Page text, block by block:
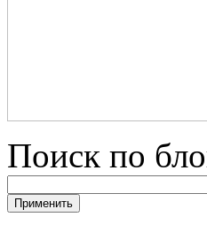
Поиск по